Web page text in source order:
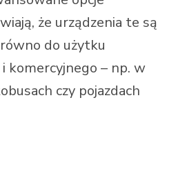
że urządzenia te są
do użytku
komercyjnego – np. w
czy pojazdach